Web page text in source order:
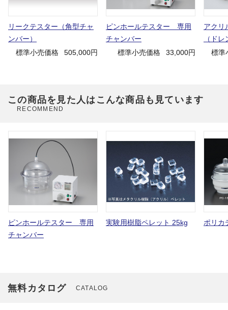
リークテスター（角型チャ
ンバー）
標準小売価格
505,000円
ピンホールテスター 専用
チャンバー
標準小売価格
33,000円
アクリ
（ド
標準
この商品を見た人はこんな商品も見ています
RECOMMEND
ピンホールテスター 専用
チャンバー
実験用樹脂ペレット 25kg ポリカ
無料カタログ CATALOG